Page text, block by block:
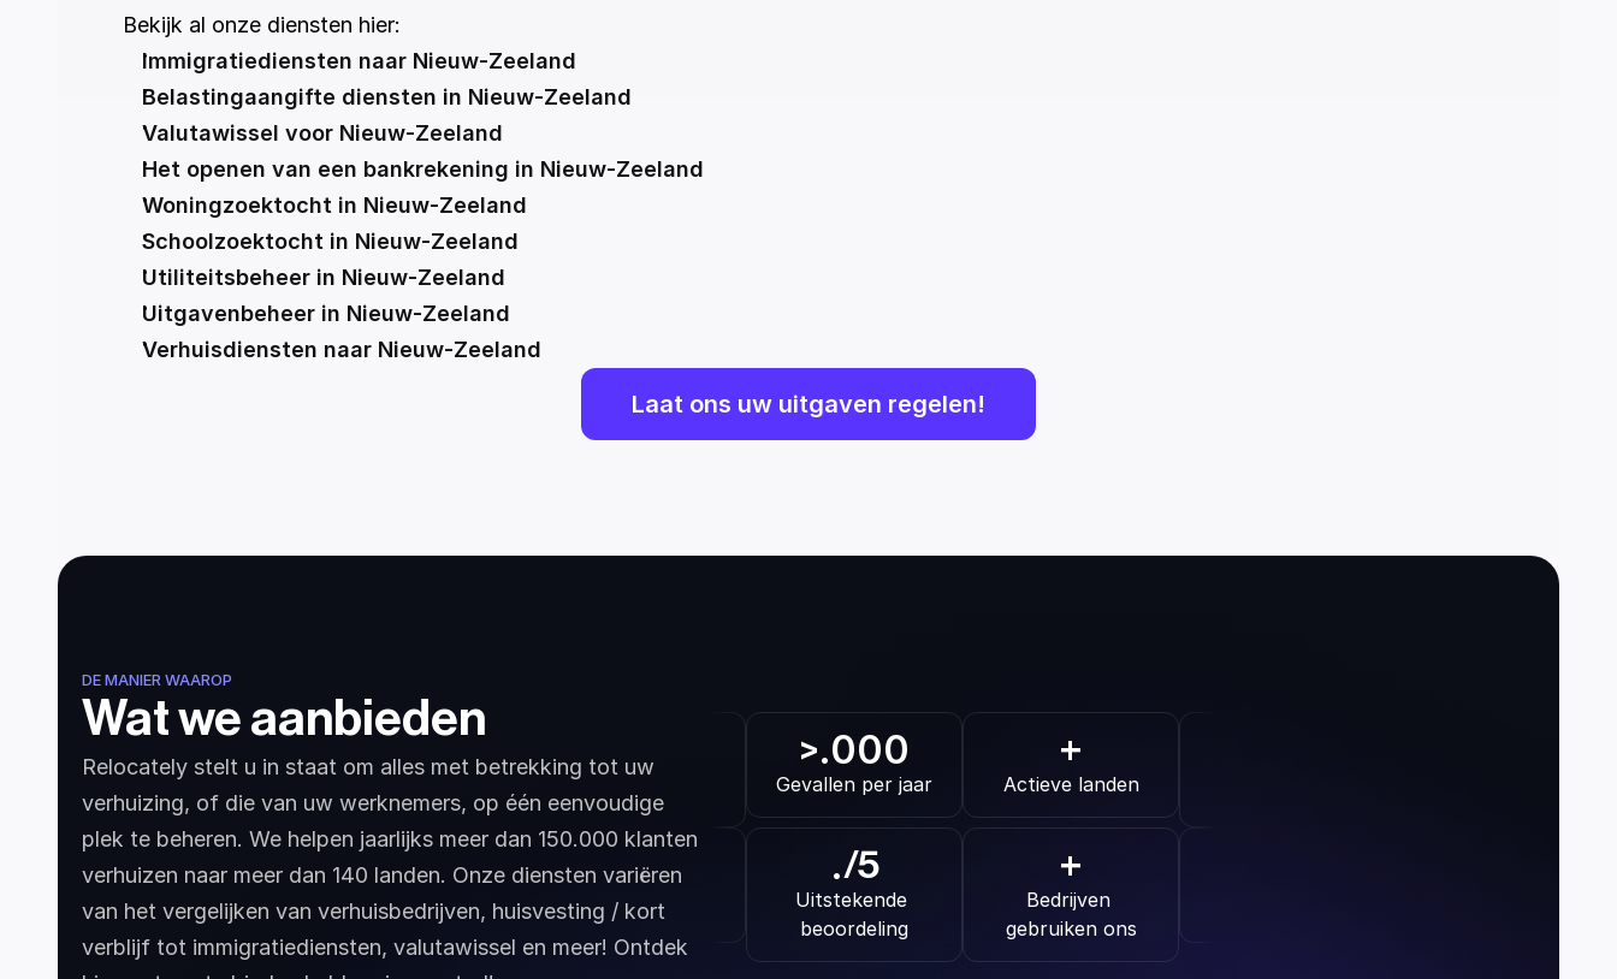
Bekijk al onze diensten hier:
Immigratiediensten naar Nieuw-Zeeland
Belastingaangifte diensten in Nieuw-Zeeland
Valutawissel voor Nieuw-Zeeland
Het openen van een bankrekening in Nieuw-Zeeland
Woningzoektocht in Nieuw-Zeeland
Schoolzoektocht in Nieuw-Zeeland
Utiliteitsbeheer in Nieuw-Zeeland
Uitgavenbeheer in Nieuw-Zeeland
Verhuisdiensten naar Nieuw-Zeeland
Laat ons uw uitgaven regelen!
DE MANIER WAAROP
Wat we aanbieden
Relocately stelt u in staat om alles met betrekking tot uw
verhuizing, of die van uw werknemers, op één eenvoudige
plek te beheren. We helpen jaarlijks meer dan 150.000 klanten
verhuizen naar meer dan 140 landen. Onze diensten variëren
van het vergelijken van verhuisbedrijven, huisvesting / kort
verblijf tot immigratiediensten, valutawissel en meer! Ontdek
>.000
Gevallen per jaar
+
Actieve landen
./5
Uitstekende
beoordeling
+
Bedrijven
gebruiken ons